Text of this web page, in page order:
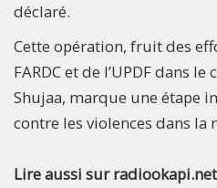
déclaré.
Cette opération, fruit des
FARDC et de l’UPDF dans
Shujaa, marque une étape
contre les violences dans
Lire aussi sur